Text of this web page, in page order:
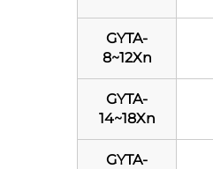
GYTA-
8~12Xn
GYTA-
14~18Xn
GYTA-